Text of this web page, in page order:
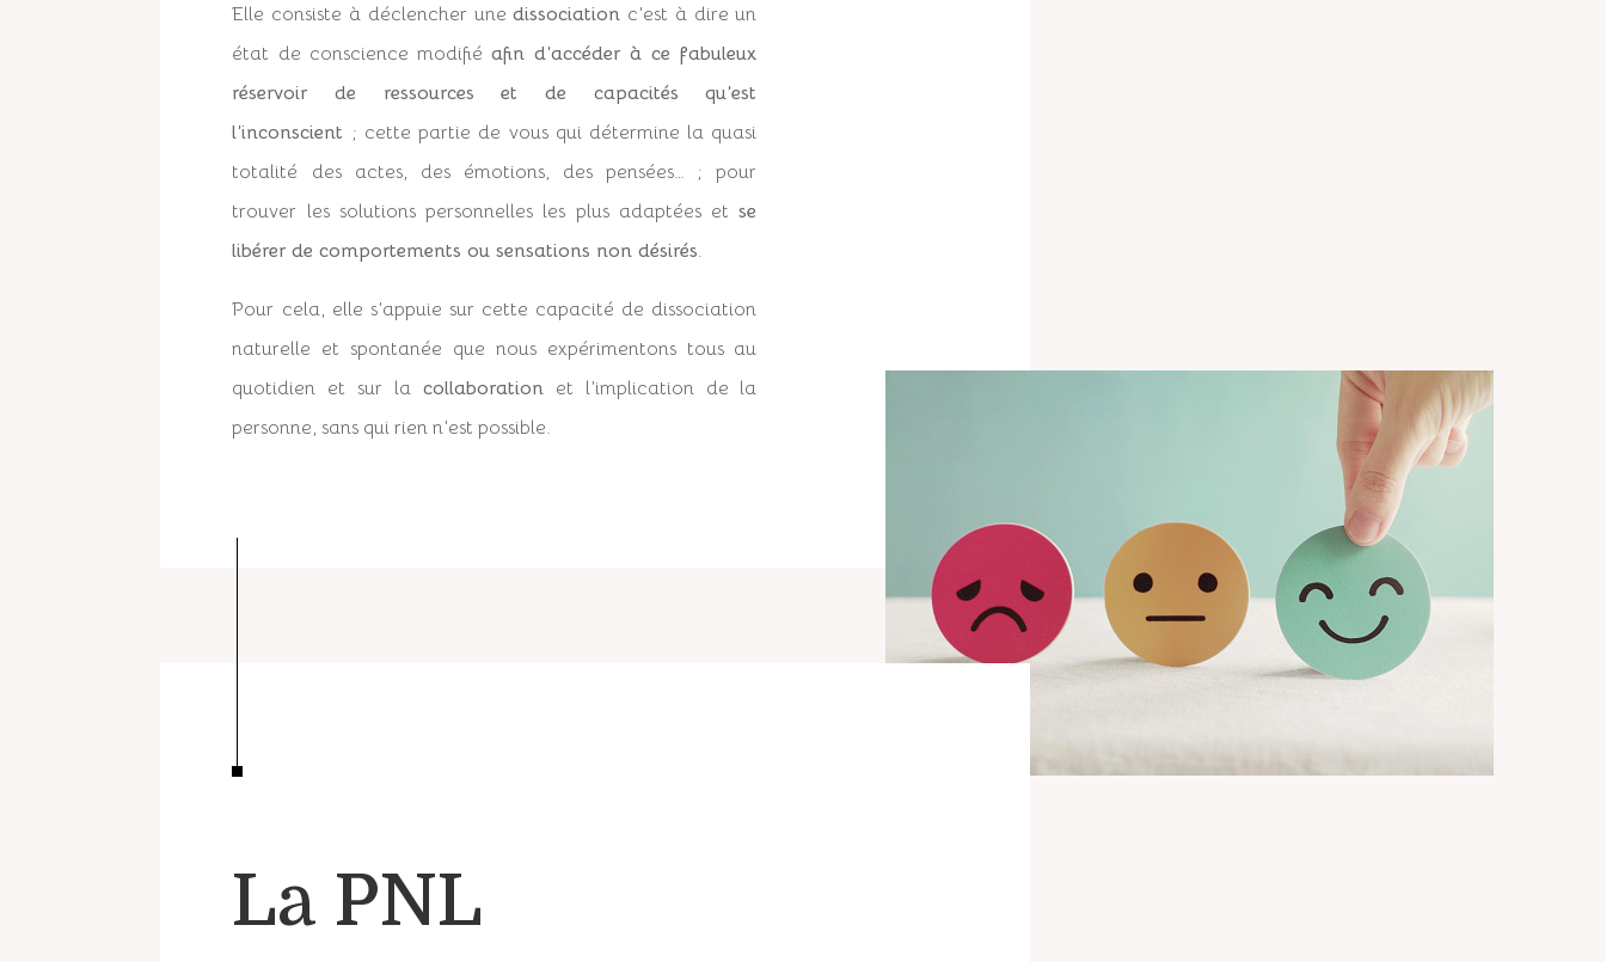
Elle consiste à déclencher unedissociation c’est à dire un
état de conscience modifié afin d’accéder à ce fabuleux
réservoir de ressources et de capacités qu’est
l’inconscient ; cette partie de vous qui détermine la quasi
totalité des actes, des émotions, des pensées… ; pour
trouver les solutions personnelles les plus adaptées etse
libérer de comportements ou sensations non désirés.
Pour cela, elle s’appuie sur cette capacité de dissociation
naturelle et spontanée que nous expérimentons tous au
quotidien et sur la collaborationet l’implication de la
personne, sans qui rien n’est possible.
La PNL